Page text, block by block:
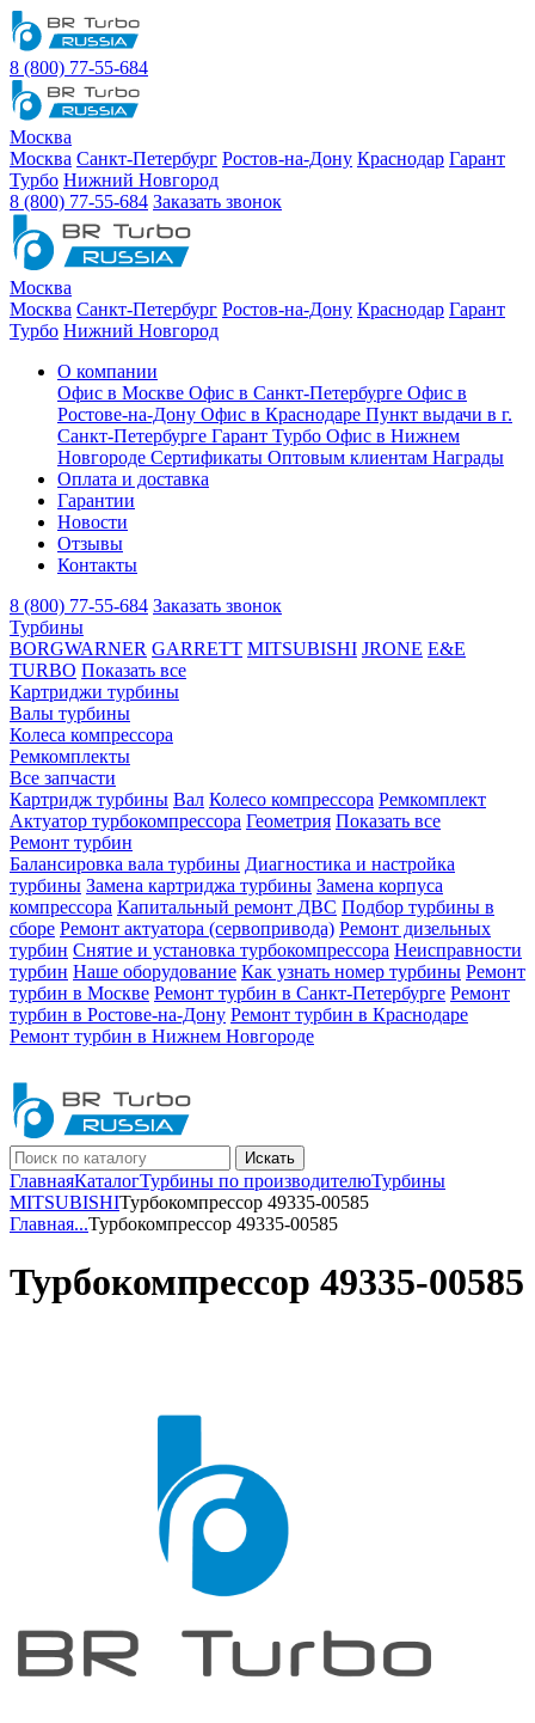
8 (800) 77-55-684
Москва
Москва Санкт-Петербург Ростов-на-Дону Краснодар Гарант
Турбо Нижний Новгород
8 (800) 77-55-684 Заказать звонок
Москва
Москва Санкт-Петербург Ростов-на-Дону Краснодар Гарант
Турбо Нижний Новгород
О компании
Офис в Москве Офис в Санкт-Петербурге Офис в
Ростове-на-Дону Офис в Краснодаре Пункт выдачи в г.
Санкт-Петербурге Гарант Турбо Офис в Нижнем
Новгороде Сертификаты Оптовым клиентам Награды
Оплата и доставка
Гарантии
Новости
Отзывы
Контакты
8 (800) 77-55-684 Заказать звонок
Турбины
BORGWARNER GARRETT MITSUBISHI JRONE E&E
TURBO Показать все
Картриджи турбины
Валы турбины
Колеса компрессора
Ремкомплекты
Все запчасти
Картридж турбины Вал Колесо компрессора Ремкомплект
Актуатор турбокомпрессора Геометрия Показать все
Ремонт турбин
Балансировка вала турбины Диагностика и настройка
турбины Замена картриджа турбины Замена корпуса
компрессора Капитальный ремонт ДВС Подбор турбины в
сборе Ремонт актуатора (сервопривода) Ремонт дизельных
турбин Снятие и установка турбокомпрессора Неисправности
турбин Наше оборудование Как узнать номер турбины Ремонт
турбин в Москве Ремонт турбин в Санкт-Петербурге Ремонт
турбин в Ростове-на-Дону Ремонт турбин в Краснодаре
Ремонт турбин в Нижнем Новгороде
Искать
ГлавнаяКаталогТурбины по производителюТурбины
MITSUBISHIТурбокомпрессор 49335-00585
Главная...Турбокомпрессор 49335-00585
Турбокомпрессор 49335-00585